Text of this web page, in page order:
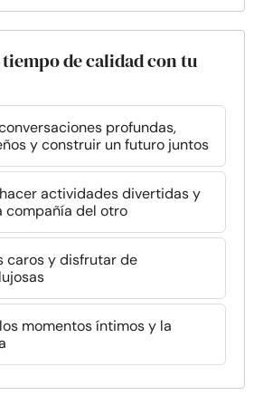
tiempo de calidad con tu
profundas,
y construir un futuro juntos
actividades divertidas y
compañía del otro
caros y disfrutar de
momentos íntimos y la